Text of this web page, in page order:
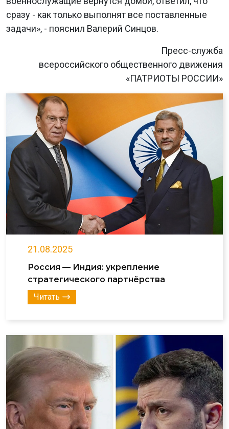
сразу - как только выполнят все поставленные
задачи», - пояснил Валерий Синцов.
Пресс-служба
всероссийского общественного движения
«ПАТРИОТЫ РОССИИ»
21.08.2025
Россия — Индия: укрепление
стратегического партнёрства
Читать